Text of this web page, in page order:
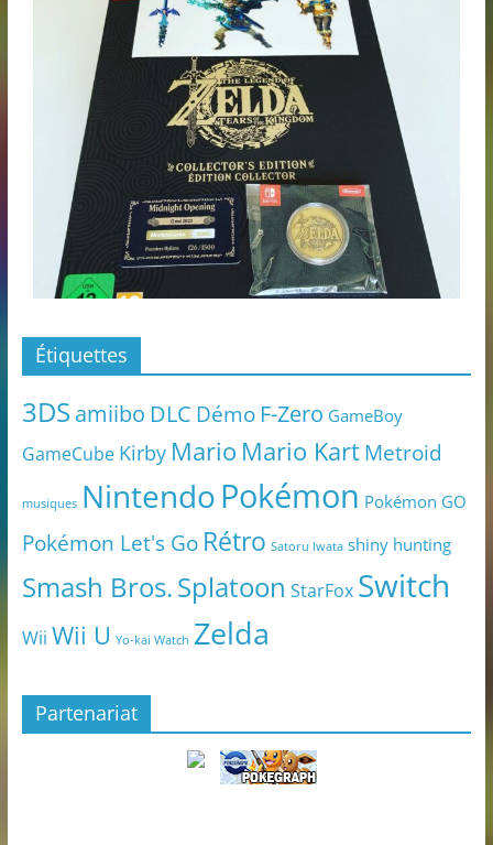
Étiquettes
3DS amiibo DLC Démo F-Zero GameBoy
GameCube Kirby Mario Mario KartMetroid
musiques NintendoPokémon Pokémon GO
Pokémon Let's Go Rétro Satoru Iwata shiny hunting
Smash Bros.Splatoon StarFox Switch
Wii Wii U Yo-kai Watch Zelda
Partenariat